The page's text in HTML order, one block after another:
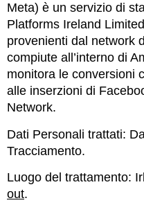
Meta) è un servizio di
Platforms Ireland
provenienti dal network
compiute all’interno di
monitora le conversioni
alle inserzioni di
Network.
Dati Personali trattati:
Tracciamento.
Luogo del trattamento:
out.